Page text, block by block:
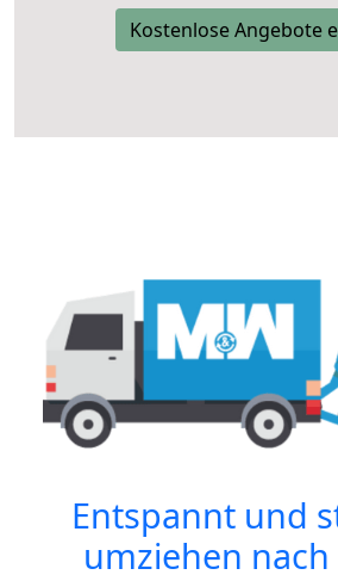
Kostenlose Angebote
Entspannt und
umziehen nach